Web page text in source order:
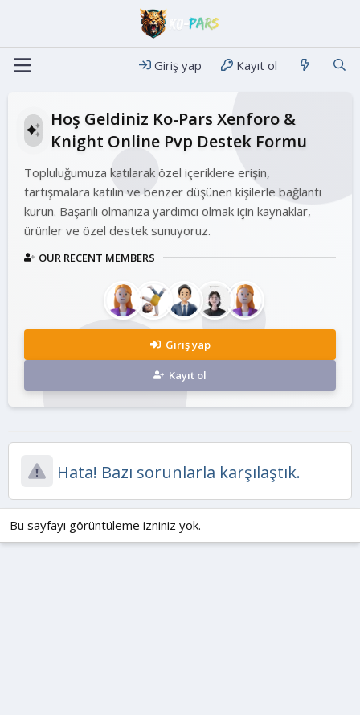
Giriş yap Kayıt ol
Hoş Geldiniz Ko-Pars Xenforo &
Knight Online Pvp Destek Formu
Topluluğumuza katılarak özel içeriklere erişin,
tartışmalara katılın ve benzer düşünen kişilerle bağlantı
kurun. Başarılı olmanıza yardımcı olmak için kaynaklar,
ürünler ve özel destek sunuyoruz.
OUR RECENT MEMBERS
Giriş yap
Kayıt ol
Hata! Bazı sorunlarla karşılaştık.
Bu sayfayı görüntüleme izniniz yok.